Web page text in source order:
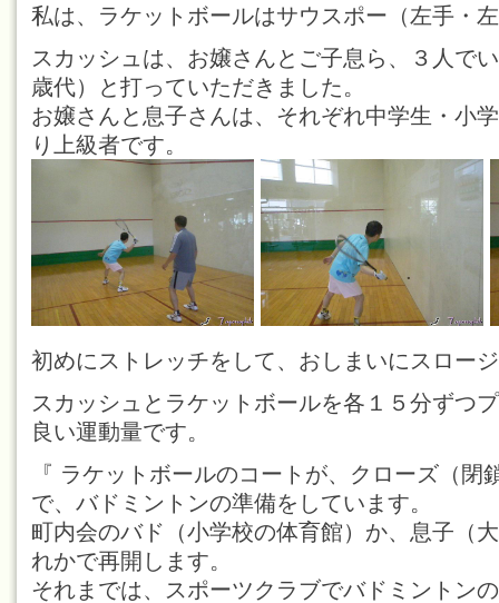
私は、ラケットボールはサウスポー（左手・
スカッシュは、お嬢さんとご子息ら、３人で
歳代）と打っていただきました。
お嬢さんと息子さんは、それぞれ中学生・小
り上級者です。
初めにストレッチをして、おしまいにスロー
スカッシュとラケットボールを各１５分ずつ
良い運動量です。
『 ラケットボールのコートが、クローズ（閉
で、バドミントンの準備をしています。
町内会のバド（小学校の体育館）か、息子（
れかで再開します。
それまでは、スポーツクラブでバドミントン